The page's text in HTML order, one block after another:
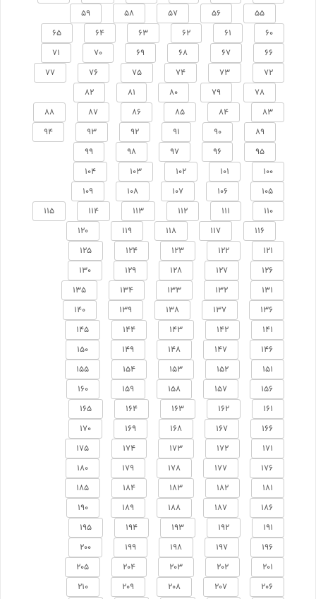
55
56
57
58
59
60
61
62
63
64
65
66
67
68
69
70
71
72
73
74
75
76
77
78
79
80
81
82
83
84
85
86
87
88
89
90
91
92
93
94
95
96
97
98
99
100
101
102
103
104
105
106
107
108
109
110
111
112
113
114
115
116
117
118
119
120
121
122
123
124
125
126
127
128
129
130
131
132
133
134
135
136
137
138
139
140
141
142
143
144
145
146
147
148
149
150
151
152
153
154
155
156
157
158
159
160
161
162
163
164
165
166
167
168
169
170
171
172
173
174
175
176
177
178
179
180
181
182
183
184
185
186
187
188
189
190
191
192
193
194
195
196
197
198
199
200
201
202
203
204
205
206
207
208
209
210